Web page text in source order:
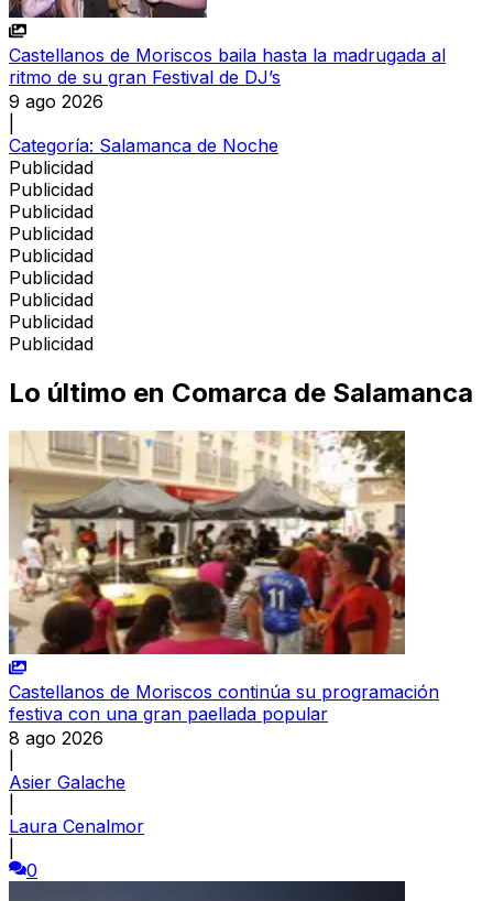
Castellanos de Moriscos baila hasta la madrugada al
ritmo de su gran Festival de DJ’s
9 ago 2026
Categoría: Salamanca de Noche
Publicidad
Publicidad
Publicidad
Publicidad
Publicidad
Publicidad
Publicidad
Publicidad
Publicidad
Lo último en Comarca de Salamanca
Castellanos de Moriscos continúa su programación
festiva con una gran paellada popular
8 ago 2026
Asier Galache
Laura Cenalmor
0